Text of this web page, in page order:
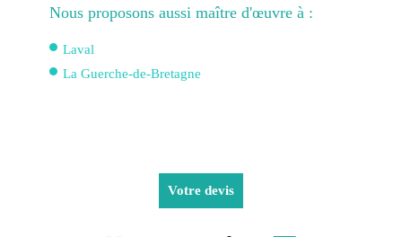
Nous proposons aussi maître d'œuvre à :
Laval
La Guerche-de-Bretagne
Votre devis